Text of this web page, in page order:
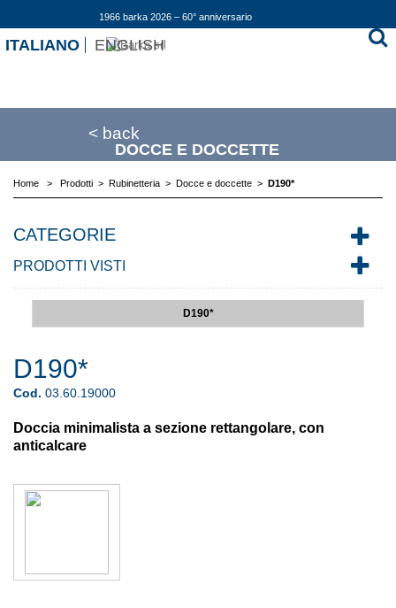
1966 barka 2026 – 60° anniversario
ITALIANO ENGLISH
< back
DOCCE E DOCCETTE
Home > Prodotti > Rubinetteria > Docce e doccette > D190*
CATEGORIE
PRODOTTI VISTI
D190*
D190*
Cod. 03.60.19000
Doccia minimalista a sezione rettangolare, con
anticalcare